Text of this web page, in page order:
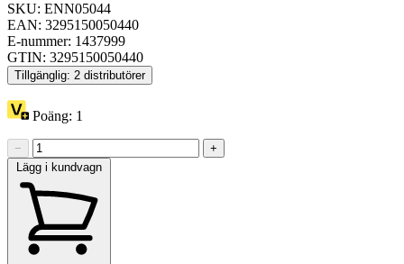
SKU: ENN05044
EAN: 3295150050440
E-nummer: 1437999
GTIN: 3295150050440
Tillgänglig: 2 distributörer
Poäng: 1
−
+
Lägg i kundvagn